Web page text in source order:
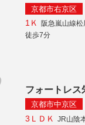
京都市右京区
1Ｋ 阪急嵐山線松
徒歩7分
フォートレス
京都市中京区
3ＬＤＫ
JR山陰